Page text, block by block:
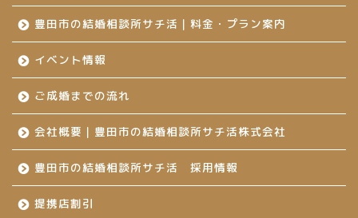
豊田市の結婚相談所サチ活｜料金・プラン案内
イベント情報
ご成婚までの流れ
会社概要｜豊田市の結婚相談所サチ活株式会社
豊田市の結婚相談所サチ活 採用情報
提携店割引